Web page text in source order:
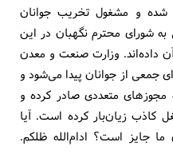
شده و مشغول تخریب جوانان
به شورای محترم نگهبان در این
آن داده‌اند. وزارت صنعت و معدن
جمعی از جوانان پیدا می‌شود و
مجوزهای متعددی صادر کرده و
کاذب زیان‌بار کرده است. آیا
جایز است؟ ادام‌الله ظلکم.